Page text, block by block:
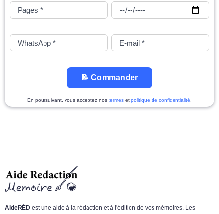
📝 Commander
En poursuivant, vous acceptez nos termes et politique de confidentialité
AideRÉD est une aide à la rédaction et à l'édition de vos mémoires. Les